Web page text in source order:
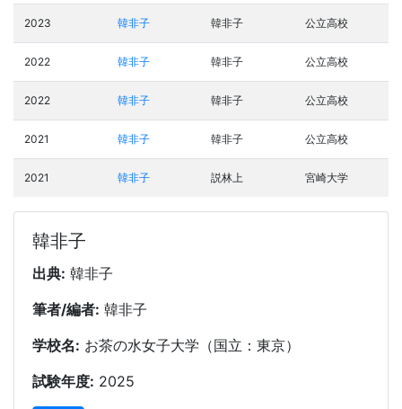
2023 韓非子 韓非子 公立高校
2022 韓非子 韓非子 公立高校
2022 韓非子 韓非子 公立高校
2021 韓非子 韓非子 公立高校
2021 韓非子 説林上 宮崎大学
韓非子
出典: 韓非子
筆者/編者: 韓非子
学校名: お茶の水女子大学（国立：東京）
試験年度: 2025